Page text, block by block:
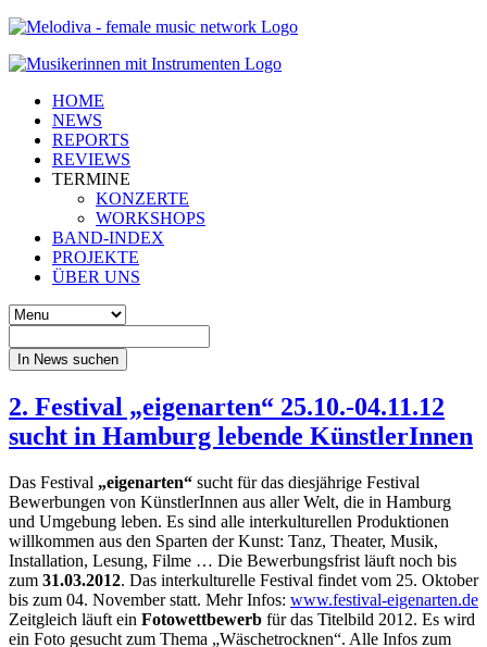
HOME
NEWS
REPORTS
REVIEWS
TERMINE
KONZERTE
WORKSHOPS
BAND-INDEX
PROJEKTE
ÜBER UNS
In News suchen
2. Festival „eigenarten“ 25.10.-04.11.12
sucht in Hamburg lebende KünstlerInnen
Das Festival „eigenarten“ sucht für das diesjährige Festival
Bewerbungen von KünstlerInnen aus aller Welt, die in Hamburg
und Umgebung leben. Es sind alle interkulturellen Produktionen
willkommen aus den Sparten der Kunst: Tanz, Theater, Musik,
Installation, Lesung, Filme … Die Bewerbungsfrist läuft noch bis
zum 31.03.2012. Das interkulturelle Festival findet vom 25. Oktober
bis zum 04. November statt. Mehr Infos: www.festival-eigenarten.de
Zeitgleich läuft ein Fotowettbewerb für das Titelbild 2012. Es wird
ein Foto gesucht zum Thema „Wäschetrocknen“. Alle Infos zum